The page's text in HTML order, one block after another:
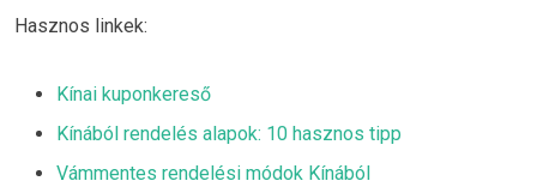
Hasznos linkek:
Kínai kuponkereső
Kínából rendelés alapok: 10 hasznos tipp
Vámmentes rendelési módok Kínából